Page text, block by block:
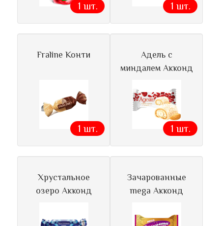
1 шт. 1 шт.
Fraline Конти
1 шт.
Адель с
миндалем Акконд
1 шт.
Хрустальное
озеро Акконд
Зачарованные
mega Акконд